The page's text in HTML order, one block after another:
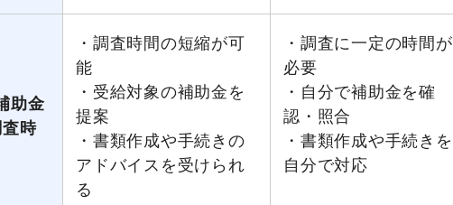
助金
時
・調査時間の短縮が可
能
・受給対象の補助金を
提案
・書類作成や手続きの
アドバイスを受けられ
る
・調査に一定の時間が
必要
・自分で補助金を確
認・照合
・書類作成や手続きを
自分で対応